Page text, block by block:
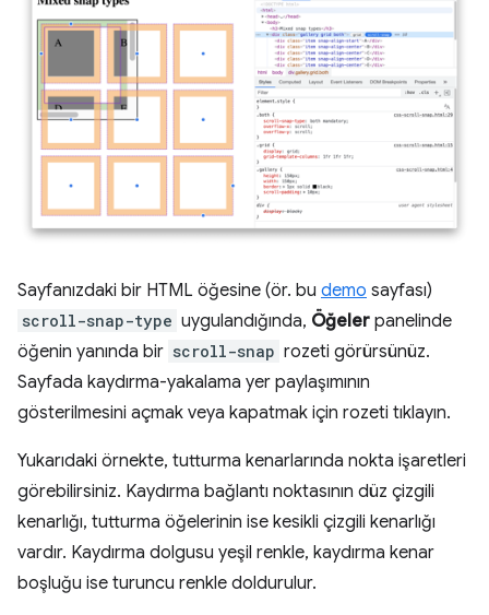
Sayfanızdaki bir HTML öğesine (ör. bu demo sayfası)
scroll-snap-type uygulandığında, Öğeler panelinde
öğenin yanında bir scroll-snap rozeti görürsünüz.
Sayfada kaydırma-yakalama yer paylaşımının
gösterilmesini açmak veya kapatmak için rozeti tıklayın.
Yukarıdaki örnekte, tutturma kenarlarında nokta işaretleri
görebilirsiniz. Kaydırma bağlantı noktasının düz çizgili
kenarlığı, tutturma öğelerinin ise kesikli çizgili kenarlığı
vardır. Kaydırma dolgusu yeşil renkle, kaydırma kenar
boşluğu ise turuncu renkle doldurulur.